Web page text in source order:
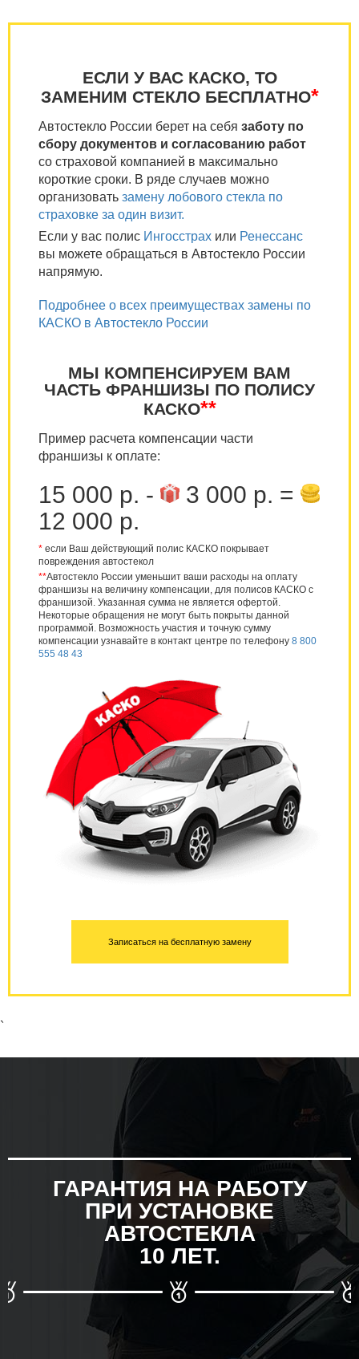
ЕСЛИ У ВАС КАСКО, ТО
ЗАМЕНИМ СТЕКЛО БЕСПЛАТНО*
Автостекло России берет на себя заботу по
сбору документов и согласованию работ
со страховой компанией в максимально
короткие сроки. В ряде случаев можно
организовать замену лобового стекла по
страховке за один визит.
Если у вас полис Ингосстрах или Ренессанс
вы можете обращаться в Автостекло России
напрямую.
Подробнее о всех преимуществах замены по
КАСКО в Автостекло России
МЫ КОМПЕНСИРУЕМ ВАМ
ЧАСТЬ ФРАНШИЗЫ ПО ПОЛИСУ
КАСКО**
Пример расчета компенсации части
франшизы к оплате:
15 000 р. -
3 000 р. =
12 000 р.
* если Ваш действующий полис КАСКО покрывает
повреждения автостекол
**Автостекло России уменьшит ваши расходы на оплату
франшизы на величину компенсации, для полисов КАСКО с
франшизой. Указанная сумма не является офертой.
Некоторые обращения не могут быть покрыты данной
программой. Возможность участия и точную сумму
компенсации узнавайте в контакт центре по телефону 8 800
555 48 43
Записаться на бесплатную замену
`
ГАРАНТИЯ НА РАБОТУ
ПРИ УСТАНОВКЕ
АВТОСТЕКЛА
10 ЛЕТ.